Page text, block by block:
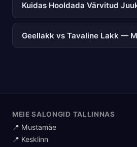
Kuidas Hooldada Värvitud
Geellakk vs Tavaline Lakk —
MEIE SALONGID TALLINNAS
📍 Mustamäe
📍 Kesklinn